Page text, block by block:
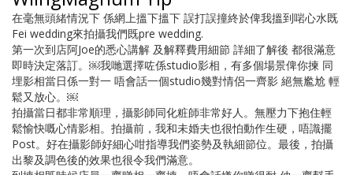
在毫無頭緒情況下 係網上搵下搵下 誤打誤撞終於俾我搵到啱心水既
Fei wedding來拍攝我們既pre wedding.
第一次到店阿Joe的悉心講解 及解釋費用細節 詳細了解後 都很滿意
即時決定落訂。￼我哋選擇咗係studio影相，有多個場景俾你揀 同
埋影相當日係一對一 唔會話一個studio幾對情侶一齊影 絕無尷尬 輕
鬆又放心。￼
拍攝當日都非常順理，攝影師同化粧師非常好人。無壓力下抱住輕
鬆愉快嘅心情影相。拍攝前，我和未婚夫也很怕動作生硬，唔識擺
Post。好在攝影師好細心咁指導我們姿勢及執細節位。最後，拍攝
出黎及調色後的效果也很令我們滿意。